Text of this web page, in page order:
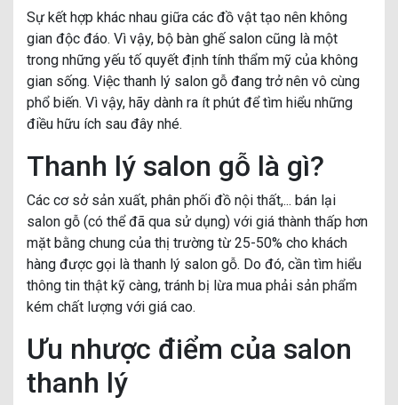
Sự kết hợp khác nhau giữa các đồ vật tạo nên không
gian độc đáo. Vì vậy, bộ bàn ghế salon cũng là một
trong những yếu tố quyết định tính thẩm mỹ của không
gian sống. Việc thanh lý salon gỗ đang trở nên vô cùng
phổ biến. Vì vậy, hãy dành ra ít phút để tìm hiểu những
điều hữu ích sau đây nhé.
Thanh lý salon gỗ là gì?
Các cơ sở sản xuất, phân phối đồ nội thất,... bán lại
salon gỗ (có thể đã qua sử dụng) với giá thành thấp hơn
mặt bằng chung của thị trường từ 25-50% cho khách
hàng được gọi là thanh lý salon gỗ. Do đó, cần tìm hiểu
thông tin thật kỹ càng, tránh bị lừa mua phải sản phẩm
kém chất lượng với giá cao.
Ưu nhược điểm của salon
thanh lý